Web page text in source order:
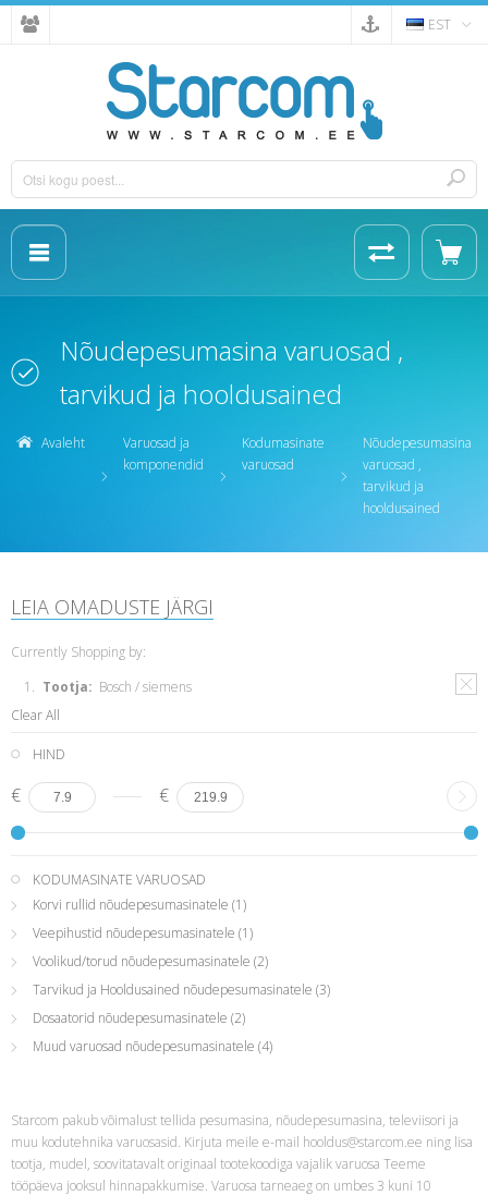
EST
Nõudepesumasina varuosad ,
tarvikud ja hooldusained
Avaleht
Varuosad ja
komponendid
Kodumasinate
varuosad
Nõudepesumasina
varuosad ,
tarvikud ja
hooldusained
LEIA OMADUSTE JÄRGI
Currently Shopping by:
Tootja: Bosch / siemens
Clear All
HIND
€ €
KODUMASINATE VARUOSAD
Korvi rullid nõudepesumasinatele (1)
Veepihustid nõudepesumasinatele (1)
Voolikud/torud nõudepesumasinatele (2)
Tarvikud ja Hooldusained nõudepesumasinatele (3)
Dosaatorid nõudepesumasinatele (2)
Muud varuosad nõudepesumasinatele (4)
Starcom pakub võimalust tellida pesumasina, nõudepesumasina, televiisori ja
muu kodutehnika varuosasid. Kirjuta meile e-mail hooldus@starcom.ee ning lisa
tootja, mudel, soovitatavalt originaal tootekoodiga vajalik varuosa Teeme
tööpäeva jooksul hinnapakkumise. Varuosa tarneaeg on umbes 3 kuni 10